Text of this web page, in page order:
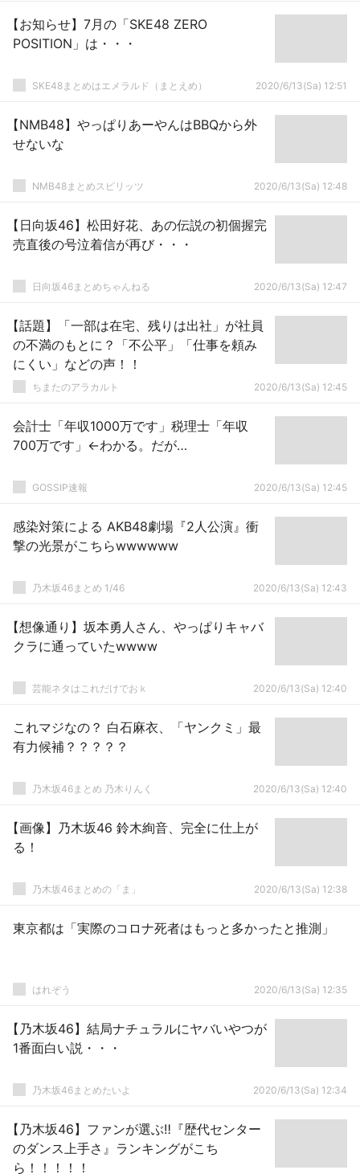
【お知らせ】7月の「SKE48 ZERO
POSITION」は・・・
SKE48まとめはエメラルド（まとえめ） 2020/6/13(Sa) 12:51
【NMB48】やっぱりあーやんはBBQから外
せないな
NMB48まとめスピリッツ 2020/6/13(Sa) 12:48
【日向坂46】松田好花、あの伝説の初個握完
売直後の号泣着信が再び・・・
日向坂46まとめちゃんねる 2020/6/13(Sa) 12:47
【話題】「一部は在宅、残りは出社」が社員
の不満のもとに？「不公平」「仕事を頼み
にくい」などの声！！
ちまたのアラカルト 2020/6/13(Sa) 12:45
会計士「年収1000万です」税理士「年収
700万です」←わかる。だが…
GOSSIP速報 2020/6/13(Sa) 12:45
感染対策による AKB48劇場『2人公演』衝
撃の光景がこちらwwwwww
乃木坂46まとめ 1/46 2020/6/13(Sa) 12:43
【想像通り】坂本勇人さん、やっぱりキャバ
クラに通っていたwwww
芸能ネタはこれだけでおｋ 2020/6/13(Sa) 12:40
これマジなの？ 白石麻衣、「ヤンクミ」最
有力候補？？？？？
乃木坂46まとめ 乃木りんく 2020/6/13(Sa) 12:40
【画像】乃木坂46 鈴木絢音、完全に仕上が
る！
乃木坂46まとめの「ま」 2020/6/13(Sa) 12:38
東京都は「実際のコロナ死者はもっと多かったと推測」
はれぞう 2020/6/13(Sa) 12:35
【乃木坂46】結局ナチュラルにヤバいやつが
1番面白い説・・・
乃木坂46まとめたいよ 2020/6/13(Sa) 12:34
【乃木坂46】ファンが選ぶ‼『歴代センター
のダンス上手さ』ランキングがこち
ら！！！！！